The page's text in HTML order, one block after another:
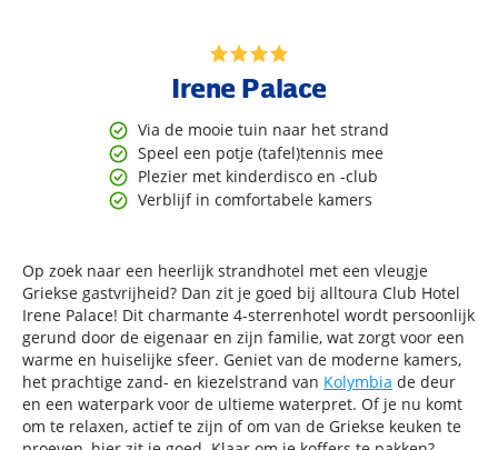
Irene Palace
Via de mooie tuin naar het strand
Speel een potje (tafel)tennis mee
Plezier met kinderdisco en -club
Verblijf in comfortabele kamers
Op zoek naar een heerlijk strandhotel met een vleugje
Griekse gastvrijheid? Dan zit je goed bij alltoura Club Hotel
Irene Palace! Dit charmante 4-sterrenhotel wordt persoonlijk
gerund door de eigenaar en zijn familie, wat zorgt voor een
warme en huiselijke sfeer. Geniet van de moderne kamers,
het prachtige zand- en kiezelstrand van Kolymbia de deur
en een waterpark voor de ultieme waterpret. Of je nu komt
om te relaxen, actief te zijn of om van de Griekse keuken te